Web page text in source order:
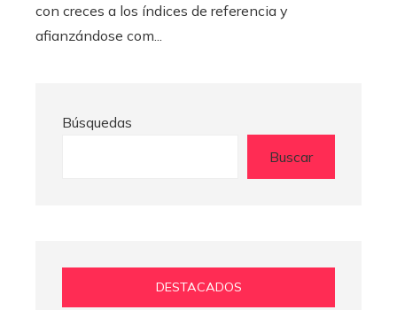
con creces a los índices de referencia y
afianzándose com...
Búsquedas
Buscar
DESTACADOS